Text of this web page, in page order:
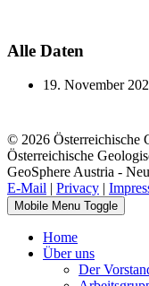
Alle Daten
19. November
© 2026 Österreichische
Österreichische
GeoSphere Austria -
E-Mail | Privacy |
Mobile Menu Toggle
Home
Über uns
Der